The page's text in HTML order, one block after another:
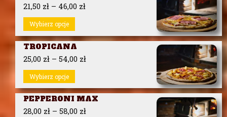
21,50 zł – 46,00 zł
Wybierz opcje
TROPICANA
25,00 zł – 54,00 zł
Wybierz opcje
PEPPERONI MAX
28,00 zł – 58,00 zł